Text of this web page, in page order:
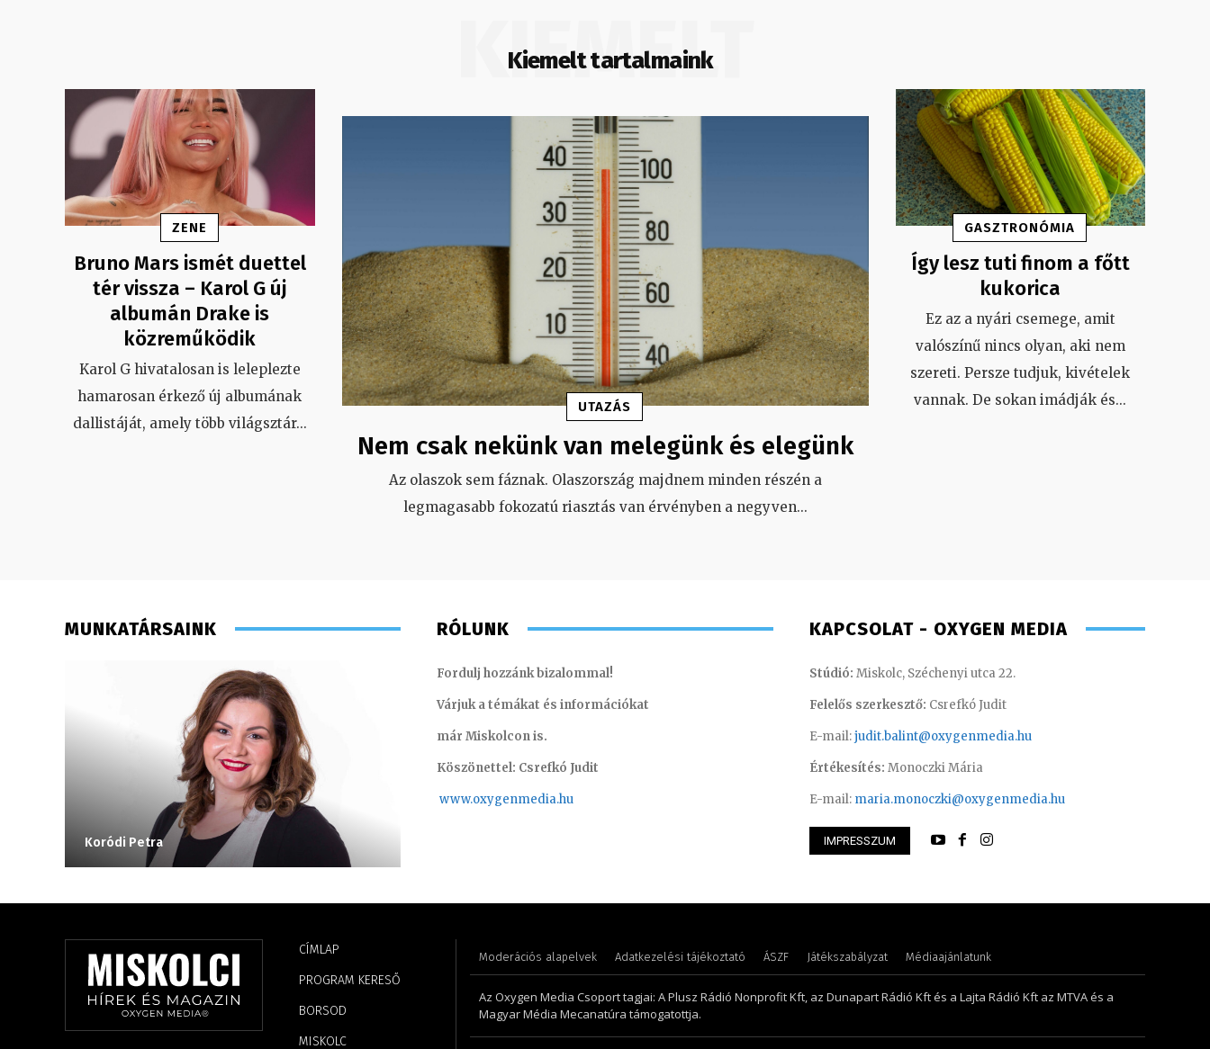
Kiemelt tartalmaink
KIEMELT
ZENE
Bruno Mars ismét duettel
tér vissza – Karol G új
albumán Drake is
közreműködik
Karol G hivatalosan is leleplezte
hamarosan érkező új albumának
dallistáját, amely több világsztár...
UTAZÁS
Nem csak nekünk van melegünk és elegünk
Az olaszok sem fáznak. Olaszország majdnem minden részén a
legmagasabb fokozatú riasztás van érvényben a negyven...
GASZTRONÓMIA
Így lesz tuti finom a főtt
kukorica
Ez az a nyári csemege, amit
valószínű nincs olyan, aki nem
szereti. Persze tudjuk, kivételek
vannak. De sokan imádják és...
MUNKATÁRSAINK
Koródi Petra
RÓLUNK
Fordulj hozzánk bizalommal!
Várjuk a témákat és információkat
már Miskolcon is.
Köszönettel: Csrefkó Judit
www.oxygenmedia.hu
KAPCSOLAT - OXYGEN MEDIA
Stúdió: Miskolc, Széchenyi utca 22.
Felelős szerkesztő: Csrefkó Judit
E-mail:judit.balint@oxygenmedia.hu
Értékesítés: Monoczki Mária
E-mail: maria.monoczki@oxygenmedia.hu
IMPRESSZUM
CÍMLAP
PROGRAM KERESŐ
BORSOD
MISKOLC
Moderációs alapelvek Adatkezelési tájékoztató ÁSZF Játékszabályzat Médiaajánlatunk
Az Oxygen Media Csoport tagjai: A Plusz Rádió Nonprofit Kft, az Dunapart Rádió Kft és a Lajta Rádió Kft az MTVA és a
Magyar Média Mecanatúra támogatottja.